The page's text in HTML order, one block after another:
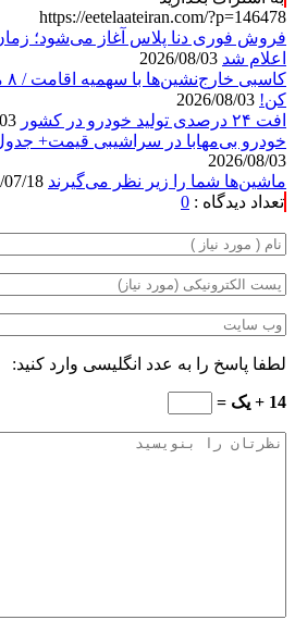
https://eetelaateiran.com/?p=146478
فروش فوری دنا پلاس آغاز می‌شود؛
اعلام شد
کن!
افت ۲۴ درصدی تولید خودرو در کشور
خودرو بی‌مهابا در سراشیبی قیمت+
2026/08/03
ماشین‌ها شما را زیر نظر می‌گیرند
تعداد دیدگاه : 0
لطفا پاسخ را به عدد انگلیسی وارد کنید:
14 + یک =